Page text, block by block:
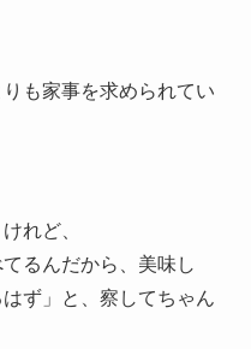
も家事を求められてい
れど、
るんだから、美味し
ず」と、察してちゃん